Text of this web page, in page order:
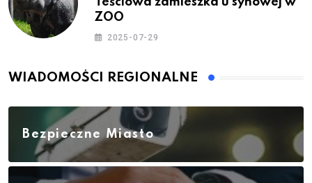
ZOO
2025-07-29
WIADOMOŚCI REGIONALNE
Bezpieczne Miasto